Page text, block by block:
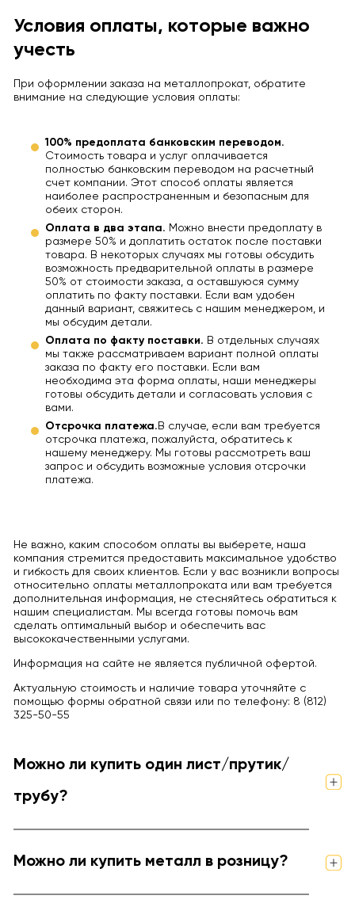
Условия оплаты, которые важно
учесть
При оформлении заказа на металлопрокат, обратите
внимание на следующие условия оплаты:
100% предоплата банковским переводом.
Стоимость товара и услуг оплачивается
полностью банковским переводом на расчетный
счет компании. Этот способ оплаты является
наиболее распространенным и безопасным для
обеих сторон.
Оплата в два этапа. Можно внести предоплату в
размере 50% и доплатить остаток после поставки
товара. В некоторых случаях мы готовы обсудить
возможность предварительной оплаты в размере
50% от стоимости заказа, а оставшуюся сумму
оплатить по факту поставки. Если вам удобен
данный вариант, свяжитесь с нашим менеджером, и
мы обсудим детали.
Оплата по факту поставки. В отдельных случаях
мы также рассматриваем вариант полной оплаты
заказа по факту его поставки. Если вам
необходима эта форма оплаты, наши менеджеры
готовы обсудить детали и согласовать условия с
вами.
Отсрочка платежа. В случае, если вам требуется
отсрочка платежа, пожалуйста, обратитесь к
нашему менеджеру. Мы готовы рассмотреть ваш
запрос и обсудить возможные условия отсрочки
платежа.
Не важно, каким способом оплаты вы выберете, наша
компания стремится предоставить максимальное удобство
и гибкость для своих клиентов. Если у вас возникли вопросы
относительно оплаты металлопроката или вам требуется
дополнительная информация, не стесняйтесь обратиться к
нашим специалистам. Мы всегда готовы помочь вам
сделать оптимальный выбор и обеспечить вас
высококачественными услугами.
Информация на сайте не является публичной офертой.
Актуальную стоимость и наличие товара уточняйте с
помощью формы обратной связи или по телефону: 8 (812)
325-50-55
Можно ли купить один лист/прутик/
трубу?
Можно ли купить металл в розницу?